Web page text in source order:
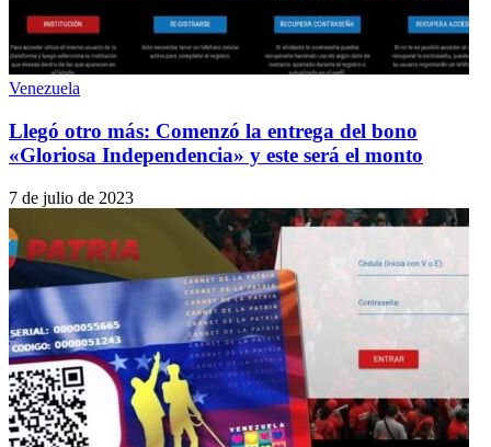
Venezuela
Llegó otro más: Comenzó la entrega del bono
«Gloriosa Independencia» y este será el monto
7 de julio de 2023